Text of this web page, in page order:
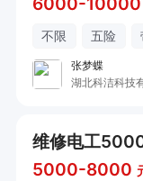
不限 五险
张梦蝶
湖北科洁科技
维修电工
5000-8000